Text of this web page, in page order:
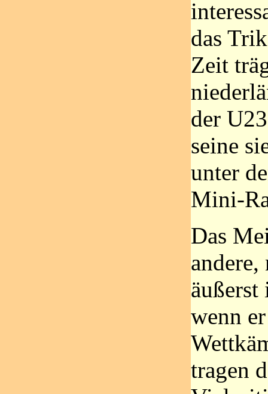
das
Zeit
der
seine
unter
Mini-
Das
andere,
äußerst
wenn
tragen